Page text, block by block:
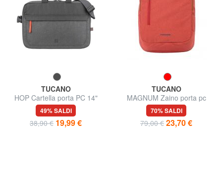
TUCANO
HOP Cartella porta PC 14"
49% SALDI
38,90 € 19,99 €
TUCANO
MAGNUM Zaino porta pc
15.6"
70% SALDI
79,00 € 23,70 €